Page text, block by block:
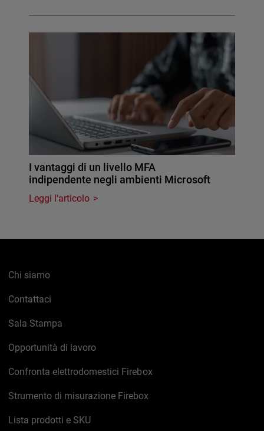
I vantaggi di un livello MFA
indipendente negli ambienti Microsoft
Leggi l'articolo
Chi siamo
Contattaci
Sala Stampa
Opportunità di lavoro
Confronta elettrodomestici Firebox
Strumento di misurazione Firebox
Lista prodotti e SKU